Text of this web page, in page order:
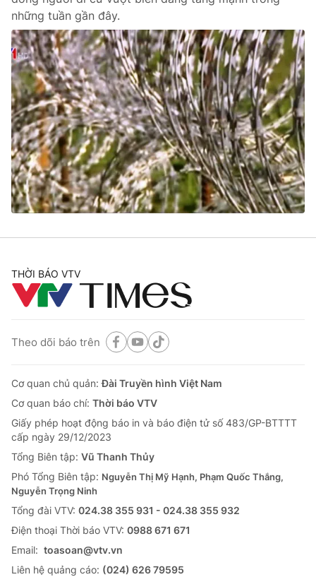
những tuần gần đây.
THỜI BÁO VTV
Theo dõi báo trên
Cơ quan chủ quản:Đài Truyền hình Việt Nam
Cơ quan báo chí: Thời báo VTV
Giấy phép hoạt động báo in và báo điện tử số 483/GP-BTTTT
cấp ngày 29/12/2023
Tổng Biên tập: Vũ Thanh Thủy
Phó Tổng Biên tập: Nguyễn Thị Mỹ Hạnh, Phạm Quốc Thắng,
Nguyễn Trọng Ninh
Tổng đài VTV: 024.38 355 931 - 024.38 355 932
Ðiện thoại Thời báo VTV: 0988 671 671
Email: toasoan@vtv.vn
Liên hệ quảng cáo: (024) 626 79595